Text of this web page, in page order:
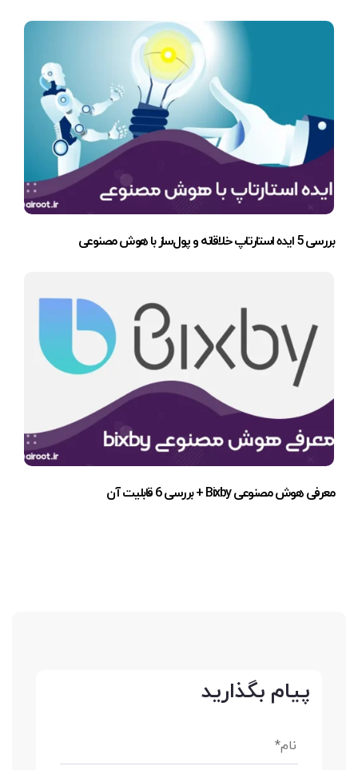
بررسی 5 ایده استارتاپ خلاقانه و پول‌ساز با هوش مصنوعی
معرفی هوش مصنوعی Bixby + بررسی 6 قابلیت آن
پیام بگذارید